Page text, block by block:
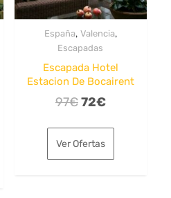
España, Valencia,
Escapadas
Escapada Hotel
Estacion De Bocairent
97€El
original
era:
72€El
es:
Ver Ofertas